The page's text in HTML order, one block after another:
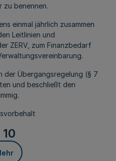
benennen.
einmal jährlich zusammen
Leitlinien und
ZERV, zum Finanzbedarf
der Übergangsregelung (§ 7
und beschließt den
10